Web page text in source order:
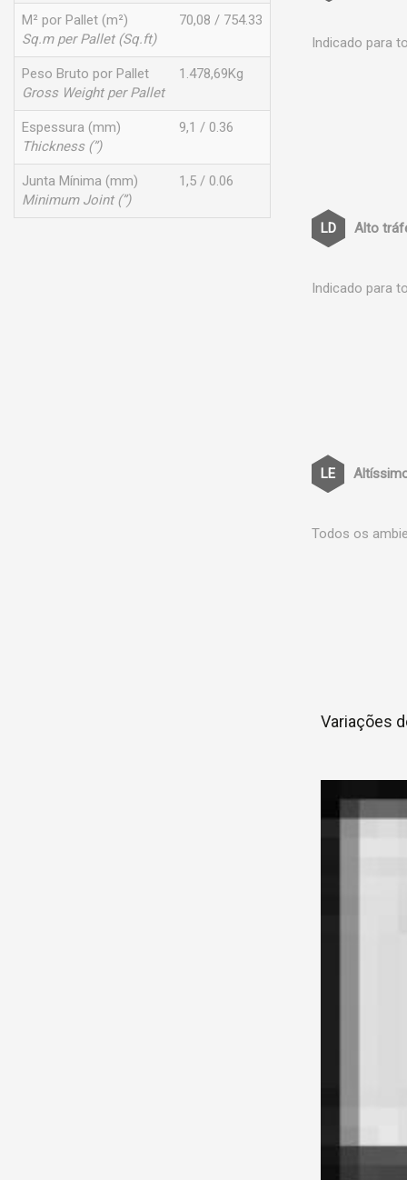
M² por Pallet (m²)
Sq.m per Pallet (Sq.ft)
70,08 / 754.33
Peso Bruto por Pallet
Gross Weight per Pallet
1.478,69Kg
Espessura (mm)
Thickness (”)
9,1 / 0.36
Junta Mínima (mm)
Minimum Joint (”)
1,5 / 0.06
Indicado para
Alto
Indicado para
Todos os
Variações